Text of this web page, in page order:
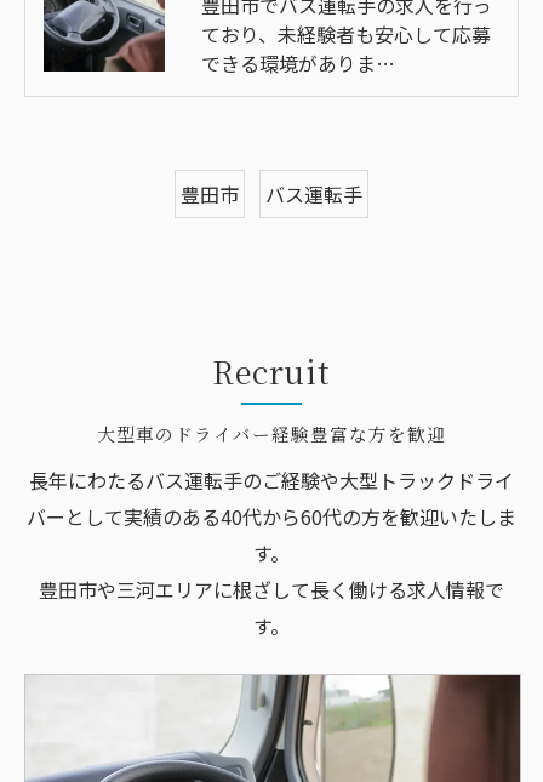
ており、未経験者も安心して応募
できる環境がありま…
豊田市 バス運転手
大型車のドライバー経験豊富な方を歓迎
Recruit
長年にわたるバス運転手のご経験や大型トラックドライ
バーとして実績のある40代から60代の方を歓迎いたしま
す。
豊田市や三河エリアに根ざして長く働ける求人情報で
す。